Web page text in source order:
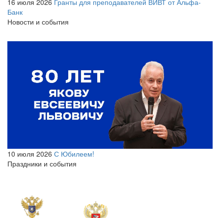
16 июля 2026 Гранты для преподавателей ВИВТ от Альфа-
Банк
Новости и события
10 июля 2026 С Юбилеем!
Праздники и события